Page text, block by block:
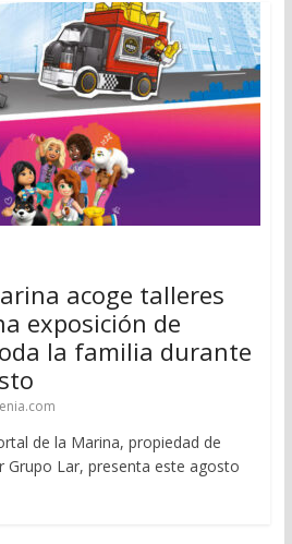
acoge talleres
exposición de
la familia durante
de la Marina, propiedad de
Grupo Lar, presenta este agosto